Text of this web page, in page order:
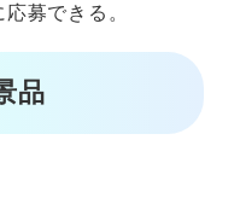
募できる。
品